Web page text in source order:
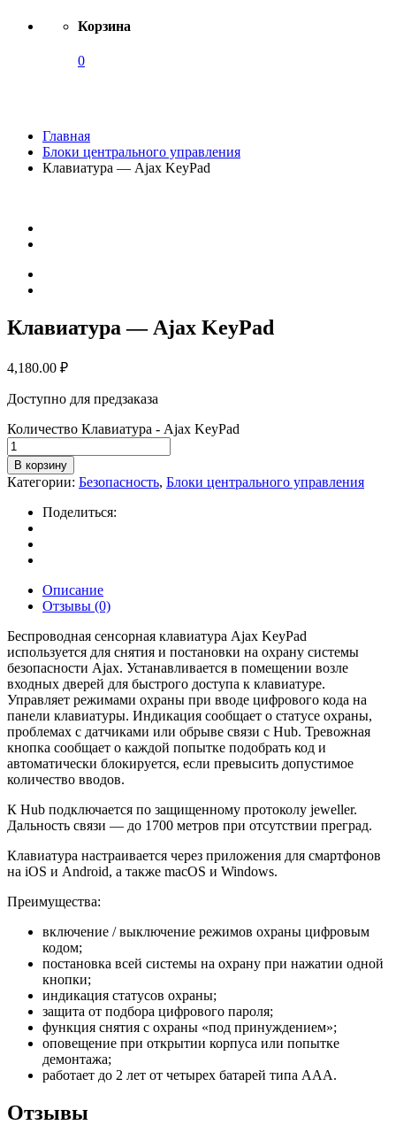
Корзина
0
Главная
Блоки центрального управления
Клавиатура — Ajax KeyPad
Клавиатура — Ajax KeyPad
4,180.00 ₽
Доступно для предзаказа
Количество Клавиатура - Ajax KeyPad
В корзину
Категории: Безопасность, Блоки центрального управления
Поделиться:
Описание
Отзывы (0)
Беспроводная сенсорная клавиатура Ajax KeyPad
используется для снятия и постановки на охрану системы
безопасности Ajax. Устанавливается в помещении возле
входных дверей для быстрого доступа к клавиатуре.
Управляет режимами охраны при вводе цифрового кода на
панели клавиатуры. Индикация сообщает о статусе охраны,
проблемах с датчиками или обрыве связи с Hub. Тревожная
кнопка сообщает о каждой попытке подобрать код и
автоматически блокируется, если превысить допустимое
количество вводов.
К Hub подключается по защищенному протоколу jeweller.
Дальность связи — до 1700 метров при отсутствии преград.
Клавиатура настраивается через приложения для смартфонов
на iOS и Android, а также macOS и Windows.
Преимущества:
включение / выключение режимов охраны цифровым
кодом;
постановка всей системы на охрану при нажатии одной
кнопки;
индикация статусов охраны;
защита от подбора цифрового пароля;
функция снятия с охраны «под принуждением»;
оповещение при открытии корпуса или попытке
демонтажа;
работает до 2 лет от четырех батарей типа ААА.
Отзывы